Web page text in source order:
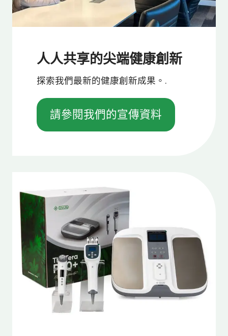
人人共享的尖端健康創新
探索我們最新的健康創新成果。.
請參閱我們的宣傳資料